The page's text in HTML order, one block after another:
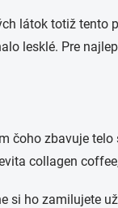
látok totiž tento
lesklé. Pre
čoho zbavuje
collagen coffee
si ho zamilujete